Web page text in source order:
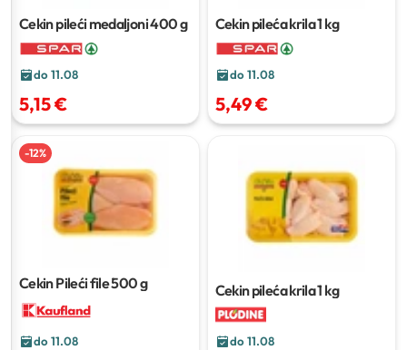
Cekin pileći medaljoni400 g
do 11.08
5,15 €
Cekin pileća krila1 kg
do 11.08
5,49 €
-12%
Cekin Pileći file500 g
do 11.08
Cekin pileća krila1 kg
do 11.08